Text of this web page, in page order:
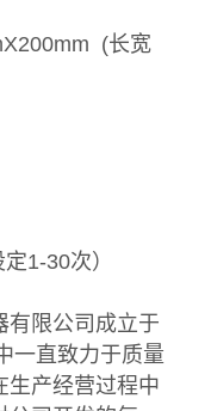
(长宽
1-30次）
有限公司成立于
一直致力于质量
生产经营过程中